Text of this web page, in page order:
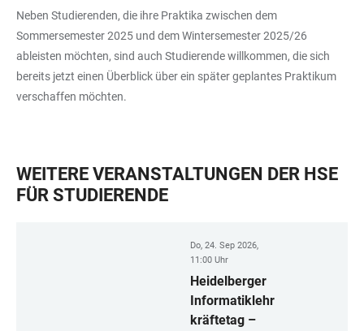
Neben Studierenden, die ihre Praktika zwischen dem
Sommersemester 2025 und dem Wintersemester 2025/26
ableisten möchten, sind auch Studierende willkommen, die sich
bereits jetzt einen Überblick über ein später geplantes Praktikum
verschaffen möchten.
WEITERE VERANSTALTUNGEN DER HSE
FÜR STUDIERENDE
Do, 24. Sep 2026,
11:00 Uhr
Heidelberger
Informatiklehr
kräftetag –